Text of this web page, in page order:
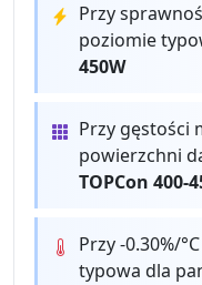
Przy
poziomie
450W
Przy gęstości
powierzchni
TOPCon 400-
Przy -0.30%/
typowa dla